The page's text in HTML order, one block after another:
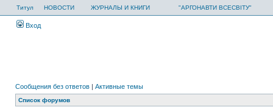
Титул НОВОСТИ ЖУРНАЛЫ И КНИГИ "АРГОНАВТИ ВСЕСВІТУ"
Вход
Сообщения без ответов | Активные темы
Список форумов